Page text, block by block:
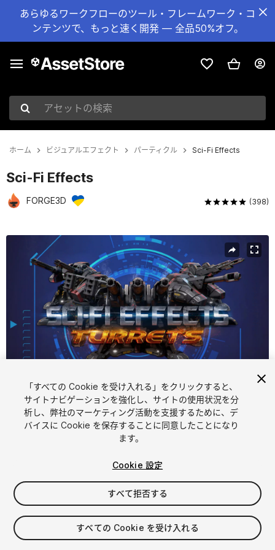
あらゆるワークフローのツール・フレームワーク・コ
ンテンツで、もっと速く開発 — 全品50%オフ。
アセットの検索
ホーム ビジュアルエフェクト パーティクル Sci-Fi Effects
Sci-Fi Effects
FORGE3D (398)
現在のスライド：1 / 30
1/ 30
$35
消費税は決済時に計算されます
「すべての Cookie を受け入れる」をクリックすると、
サイトナビゲーションを強化し、サイトの使用状況を分
析し、弊社のマーケティング活動を支援するために、デ
バイスに Cookie を保存することに同意したことになり
ます。
Cookie 設定
すべて拒否する
すべての Cookie を受け入れる